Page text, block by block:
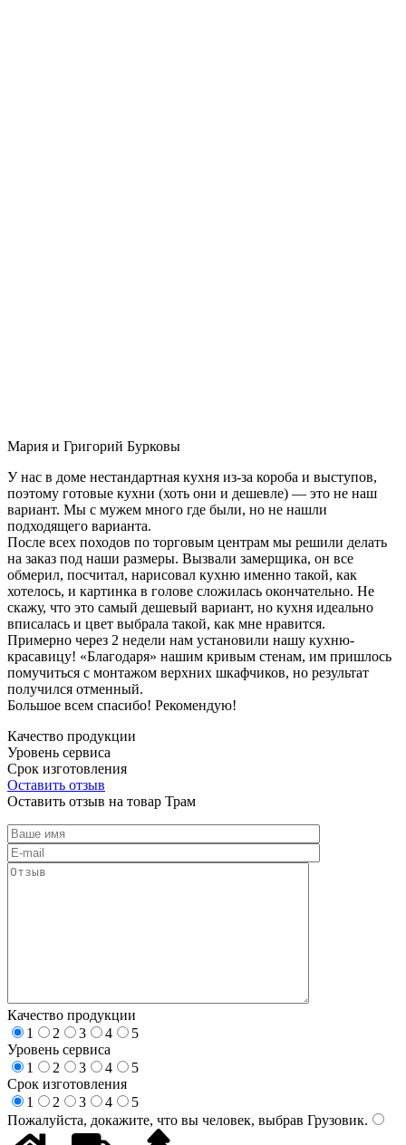
Мария и Григорий Бурковы
У нас в доме нестандартная кухня из-за короба и выступов,
поэтому готовые кухни (хоть они и дешевле) — это не наш
вариант. Мы с мужем много где были, но не нашли
подходящего варианта.
После всех походов по торговым центрам мы решили делать
на заказ под наши размеры. Вызвали замерщика, он все
обмерил, посчитал, нарисовал кухню именно такой, как
хотелось, и картинка в голове сложилась окончательно. Не
скажу, что это самый дешевый вариант, но кухня идеально
вписалась и цвет выбрала такой, как мне нравится.
Примерно через 2 недели нам установили нашу кухню-
красавицу! «Благодаря» нашим кривым стенам, им пришлось
помучиться с монтажом верхних шкафчиков, но результат
получился отменный.
Большое всем спасибо! Рекомендую!
Качество продукции
Уровень сервиса
Срок изготовления
Оставить отзыв
Оставить отзыв на товар Трам
Качество продукции
1
2 3 4
5
Уровень сервиса
1
2 3 4
5
Срок изготовления
1
2 3 4
5
Пожалуйста, докажите, что вы человек, выбрав Грузовик.